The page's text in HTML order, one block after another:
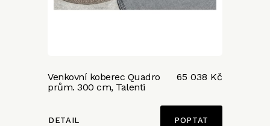
Venkovní koberec Quadro
prům. 300 cm, Talenti
65 038 Kč
DETAIL POPTAT